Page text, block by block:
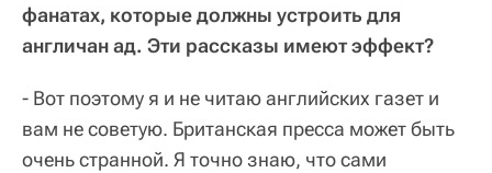
фанатах, которые должны устроить для
англичан ад. Эти рассказы имеют эффект?
- Вот поэтому я и не читаю английских газет и
вам не советую. Британская пресса может быть
очень странной. Я точно знаю, что сами